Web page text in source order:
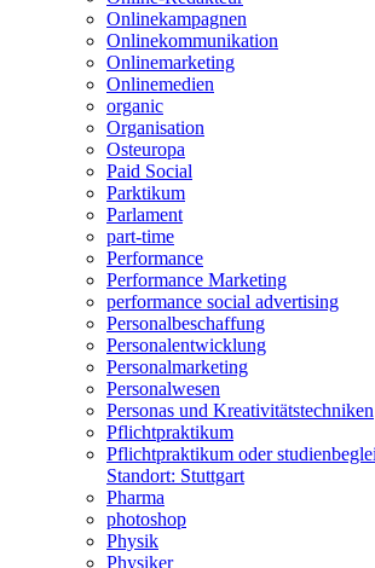
Onlinekampagnen
Onlinekommunikation
Onlinemarketing
Onlinemedien
organic
Organisation
Osteuropa
Paid Social
Parktikum
Parlament
part-time
Performance
Performance Marketing
performance social advertising
Personalbeschaffung
Personalentwicklung
Personalmarketing
Personalwesen
Personas und Kreativitätstechniken
Pflichtpraktikum
Pflichtpraktikum oder
Standort: Stuttgart
Pharma
photoshop
Physik
Physiker